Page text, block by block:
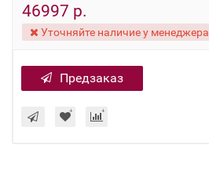
46997 р.
Уточняйте наличие у менеджера
Предзаказ